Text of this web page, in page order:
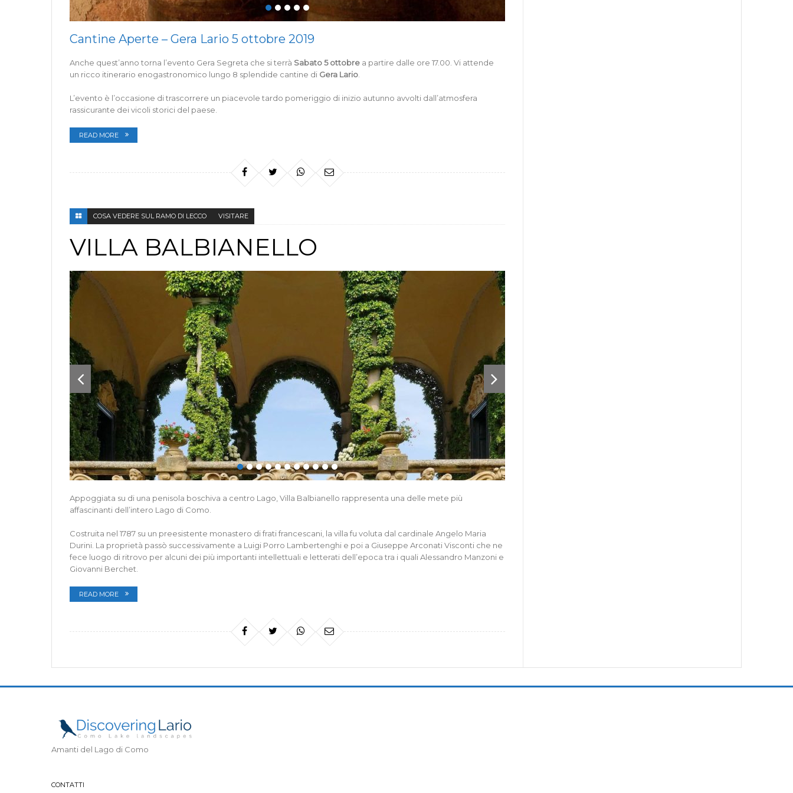
Cantine Aperte – Gera Lario 5 ottobre 2019
Anche quest’anno torna l’evento Gera Segreta che si terrà Sabato 5 ottobre a partire dalle ore 17.00. Vi attende
un ricco itinerario enogastronomico lungo 8 splendide cantine di Gera Lario
L’evento è l’occasione di trascorrere un piacevole tardo pomeriggio di inizio autunno avvolti dall’atmosfera
rassicurante dei vicoli storici del paese.
READ MORE
COSA VEDERE SUL RAMO DI LECCO VISITARE
VILLA BALBIANELLO
Appoggiata su di una penisola boschiva a centro Lago, Villa Balbianello rappresenta una delle mete più
affascinanti dell’intero Lago di Como.
Costruita nel 1787 su un preesistente monastero di frati francescani, la villa fu voluta dal cardinale Angelo Maria
Durini. La proprietà passò successivamente a Luigi Porro Lambertenghi e poi a Giuseppe Arconati Visconti che ne
fece luogo di ritrovo per alcuni dei più importanti intellettuali e letterati dell’epoca tra i quali Alessandro Manzoni e
Giovanni Berchet.
READ MORE
Amanti del Lago di Como
CONTATTI